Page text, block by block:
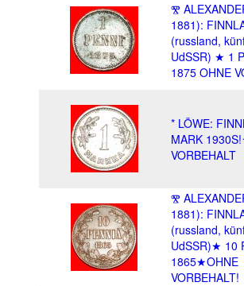
Ⰺ
1881):
(russland,
UdSSR) ★ 1
1875 OHNE
* LÖWE:
MARK
VORBEHALT
Ⰺ
1881):
(russland,
UdSSR)★ 10
1865★OHNE
VORBEHALT!